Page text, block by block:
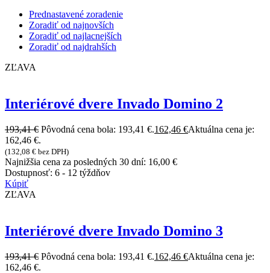
Prednastavené zoradenie
Zoradiť od najnovších
Zoradiť od najlacnejších
Zoradiť od najdrahších
ZĽAVA
Interiérové dvere Invado Domino 2
193,41€ Pôvodná cena bola: 193,41 €.162,46 €Aktuálna cena je:
162,46 €.
(132,08 € bez DPH)
Najnižšia cena za posledných 30 dní: 16,00 €
Dostupnosť: 6 - 12 týždňov
Kúpiť
ZĽAVA
Interiérové dvere Invado Domino 3
193,41€ Pôvodná cena bola: 193,41 €.162,46 €Aktuálna cena je:
162,46 €.